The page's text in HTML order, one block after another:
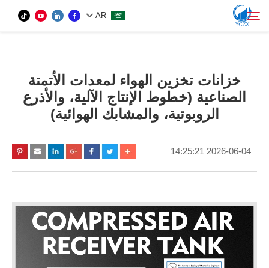
AR
الأخبار
ابحث
خزانات تخزين الهواء لمعدات الأتمتة
الصناعية (خطوط الإنتاج الآلية، والأذرع
الروبوتية، والمشابك الهوائية)
2026-06-04 14:25:21